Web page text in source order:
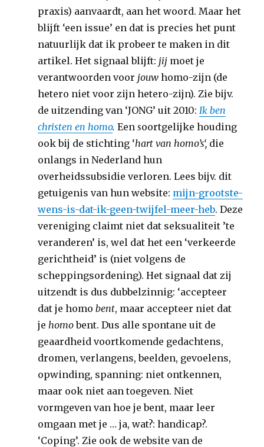
praxis) aanvaardt, aan het woord. Maar het
blijft ‘een issue’ en dat is precies het punt
natuurlijk dat ik probeer te maken in dit
artikel. Het signaal blijft: jij moet je
verantwoorden voor jouwhomo-zijn (de
hetero niet voor zijn hetero-zijn). Zie bijv.
de uitzending van ‘JONG’ uit 2010:Ik ben
christen en homo.Eensoortgelijke houding
ook bij de stichting ‘hart van homo’s‘, die
onlangs in Nederland hun
overheidssubsidie verloren. Lees bijv. dit
getuigenis van hun website: mijn-grootste-
wens-is-dat-ik-geen-twijfel-meer-heb. Deze
vereniging claimt niet dat seksualiteit ’te
veranderen’ is, wel dat het een ‘verkeerde
gerichtheid’ is (niet volgens de
scheppingsordening). Het signaal dat zij
uitzendt is dus dubbelzinnig: ‘accepteer
dat je homobent, maar accepteer niet dat
jehomobent. Dus alle spontane uit de
geaardheid voortkomende gedachtens,
dromen, verlangens, beelden, gevoelens,
opwinding, spanning: niet ontkennen,
maar ook niet aan toegeven. Niet
vormgeven van hoe je bent, maar leer
omgaan met je … ja, wat?: handicap?.
‘Coping’. Zie ook de website van de